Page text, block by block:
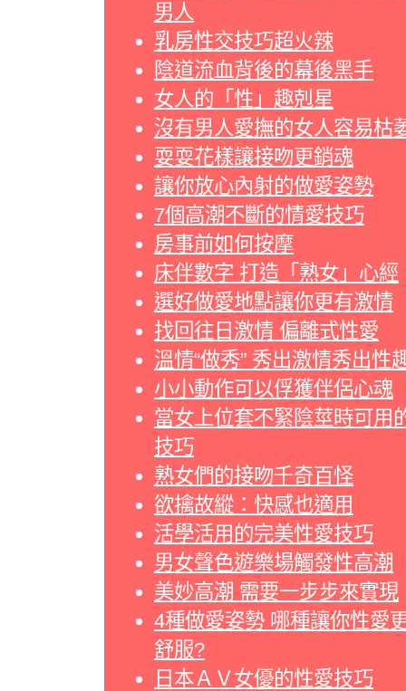
男人
乳房性交技巧超火辣
陰道流血背後的幕後黑手
女人的「性」趣剋星
沒有男人愛撫的女人容易枯
耍耍花樣讓接吻更銷魂
讓你放心內射的做愛姿勢
7個高潮不斷的情愛技巧
房事前如何按摩
床伴數字 打造「熟女」心經
選好做愛地點讓你更有激情
找回往日激情 偏離式性愛
溫情“做秀” 秀出激情秀出性
小小動作可以俘獲伴侶心魂
當女上位套不緊陰莖時可用
技巧
熟女們的接吻千奇百怪
欲擒故縱：快感也適用
活學活用的完美性愛技巧
男女聲色遊樂場觸發性高潮
美妙高潮 需要一步步來實現
4種做愛姿勢 哪種讓你性愛
舒服?
日本ＡＶ女優的性愛技巧